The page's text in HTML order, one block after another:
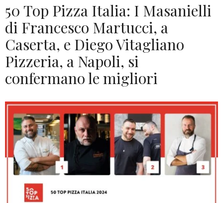
50 Top Pizza Italia: I Masanielli
di Francesco Martucci, a
Caserta, e Diego Vitagliano
Pizzeria, a Napoli, si
confermano le migliori